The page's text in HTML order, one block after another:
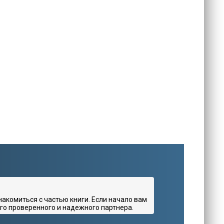
с частью книги. Если начало вам
проверенного и надежного партнера.